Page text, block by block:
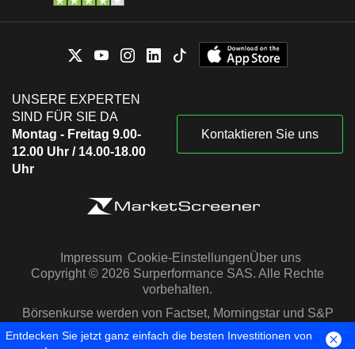
UNSERE EXPERTEN
SIND FÜR SIE DA
Montag - Freitag 9.00-
12.00 Uhr / 14.00-18.00
Uhr
Kontaktieren Sie uns
Impressum Cookie-EinstellungenÜber uns
Copyright © 2026 Surperformance SAS. Alle Rechte
vorbehalten.
Börsenkurse werden von Factset, Morningstar und S&P
Capital IQ zur Verfügung gestellt
Entdecken Sie jetzt ganz einfach die besten Investitionen von